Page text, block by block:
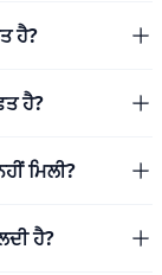
ਹੈ?
ਹੈ?
ਮਿਲੀ?
ਹੈ?